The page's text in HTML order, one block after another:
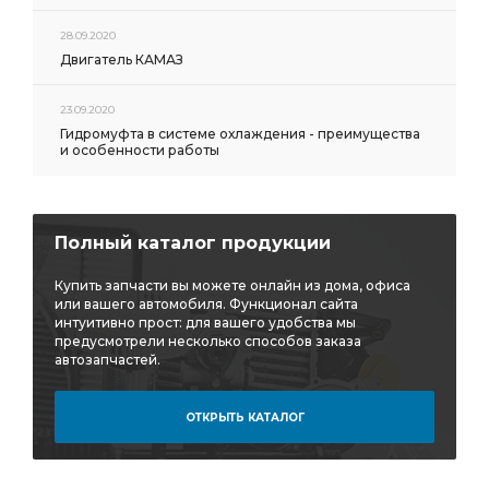
УСИЛИТЕЛЬ ТОРМОЗА ПНЕВМАТИЧЕСКИЙ
ТОРМОЗА ПНЕВМАТИЧЕСКИЙ АЗ УРАЛ
переднего моста ПРУЖИНА АЗ УРАЛ
РЕДУКТОР ЗАДНЕГО МОСТА i=7.49 Бак топливный
УРАЛ 4320-3506325-10
МЕХАНИЗМА ПЕРЕКЛЮЧЕНИЯ
спидометр АЗ УРАЛ
28.09.2020
Двигатель КАМАЗ
23.09.2020
Гидромуфта в системе охлаждения - преимущества
и особенности работы
Полный каталог продукции
Купить запчасти вы можете онлайн из дома, офиса
или вашего автомобиля. Функционал сайта
интуитивно прост: для вашего удобства мы
предусмотрели несколько способов заказа
автозапчастей.
ОТКРЫТЬ КАТАЛОГ